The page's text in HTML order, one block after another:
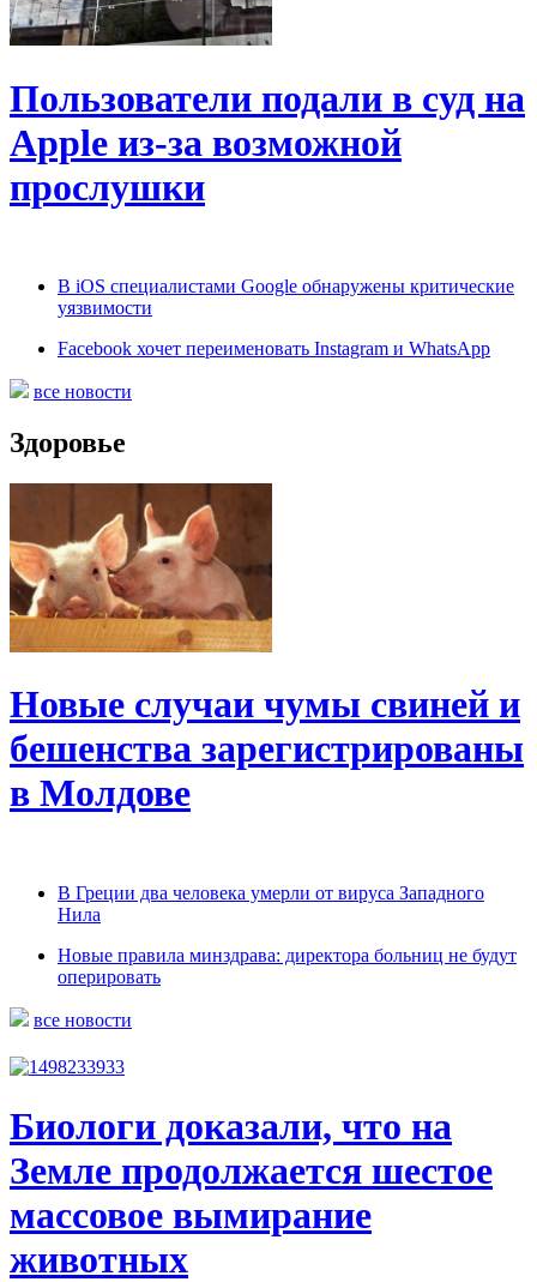
Пользователи подали в суд на
Apple из-за возможной
прослушки
В iOS специалистами Google обнаружены критические
уязвимости
Facebook хочет переименовать Instagram и WhatsApp
все новости
Здоровье
Новые случаи чумы свиней и
бешенства зарегистрированы
в Молдове
В Греции два человека умерли от вируса Западного
Нила
Новые правила минздрава: директора больниц не будут
оперировать
все новости
Биологи доказали, что на
Земле продолжается шестое
массовое вымирание
животных